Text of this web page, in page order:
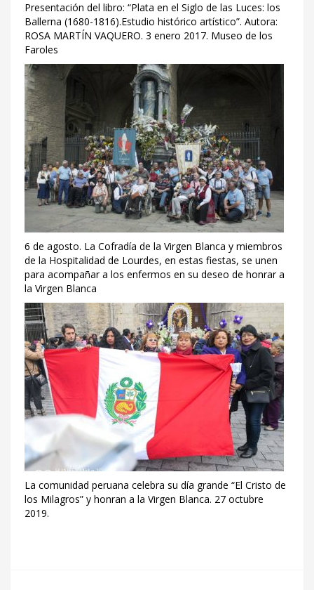
Presentación del libro: “Plata en el Siglo de las Luces: los
Ballerna (1680-1816).Estudio histórico artístico”. Autora:
ROSA MARTÍN VAQUERO. 3 enero 2017. Museo de los
Faroles
6 de agosto. La Cofradía de la Virgen Blanca y miembros
de la Hospitalidad de Lourdes, en estas fiestas, se unen
para acompañar a los enfermos en su deseo de honrar a
la Virgen Blanca
La comunidad peruana celebra su día grande “El Cristo de
los Milagros” y honran a la Virgen Blanca. 27 octubre
2019.